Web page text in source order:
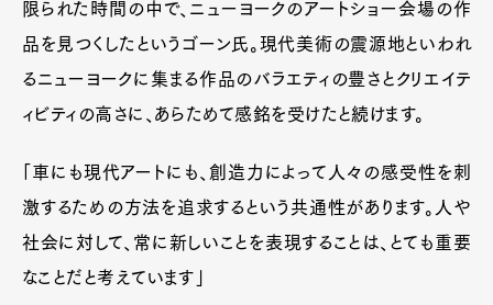
限られた時間の中で、ニューヨークのアートショー会場の作
品を見つくしたというゴーン氏。現代美術の震源地といわれ
るニューヨークに集まる作品のバラエティの豊さとクリエイテ
ィビティの高さに、あらためて感銘を受けたと続けます。
「車にも現代アートにも、創造力によって人々の感受性を刺
激するための方法を追求するという共通性があります。人や
社会に対して、常に新しいことを表現することは、とても重要
なことだと考えています」